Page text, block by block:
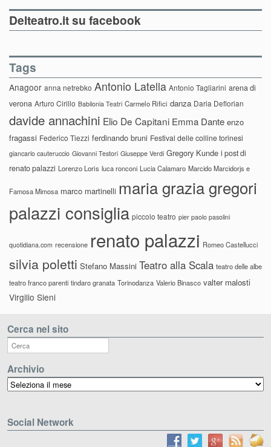
Delteatro.it su facebook
Tags
Anagoor anna netrebko Antonio Latella Antonio Tagliarini arena di
verona Arturo Cirillo Babilonia Teatri Carmelo Rifici danza Daria Deflorian
davide annachini Elio De Capitani Emma Dante enzo
fragassi Federico Tiezzi ferdinando bruni Festival delle colline torinesi
giancarlo cauteruccio Giovanni Testori Giuseppe Verdi Gregory Kunde i post di
renato palazzi Lorenzo Loris luca ronconi Lucia Calamaro Marcido Marcidorjs e
Famosa Mimosa marco martinelli maria grazia gregori
palazzi consiglia piccolo teatro pier paolo pasolini
quotidiana.com recensione renato palazzi Romeo Castellucci
silvia poletti Stefano Massini Teatro alla Scala teatro delle albe
teatro franco parenti tindaro granata Torinodanza Valerio Binasco valter malosti
Virgilio Sieni
Cerca nel sito
Archivio
Archivio
Social Network